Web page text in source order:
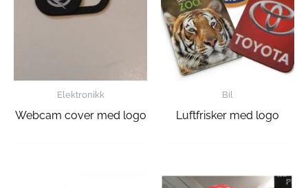
Elektronikk
Webcam cover med logo
Bil
Luftfrisker med logo